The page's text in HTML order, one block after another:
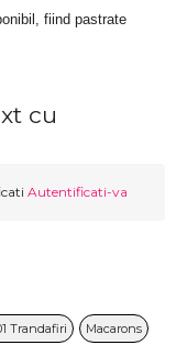
fiind pastrate
cu
Autentificati-va
Trandafiri Macarons